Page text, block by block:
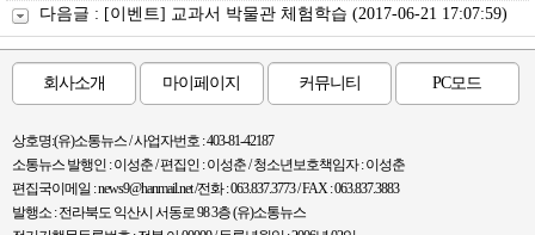
다음글 : [이벤트] 교과서 박물관 체험학습 (2017-06-21 17:07:59)
회사소개 마이페이지 커뮤니티 PC모드
상호명:(유)소통뉴스 / 사업자번호 : 403-81-42187
소통뉴스 발행인 : 이성춘 / 편집인 : 이성춘 / 청소년보호책임자 : 이성춘
편집국이메일 : news9@hanmail.net /전화 : 063.837.3773 / FAX : 063.837.3883
발행소 : 전라북도 익산시 서동로 98 3층 (유)소통뉴스